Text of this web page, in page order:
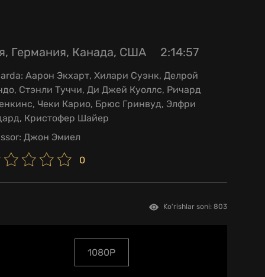
Германия, Канада, США 2:14:57
Аарон Экхарт, Хилари Суэнк, Делрой
Стэнли Туччи, Ди Джей Куоллс, Ричард
Чеки Карио, Брюс Гринвуд, Элфри
Кристофер Шайер
Джон Эмиел
0
Ko'rishlar soni: 803
1080P